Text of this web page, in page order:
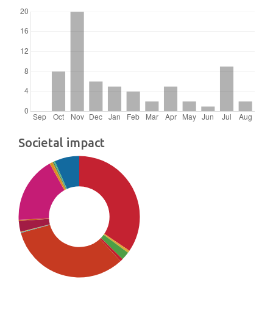
Societal impact